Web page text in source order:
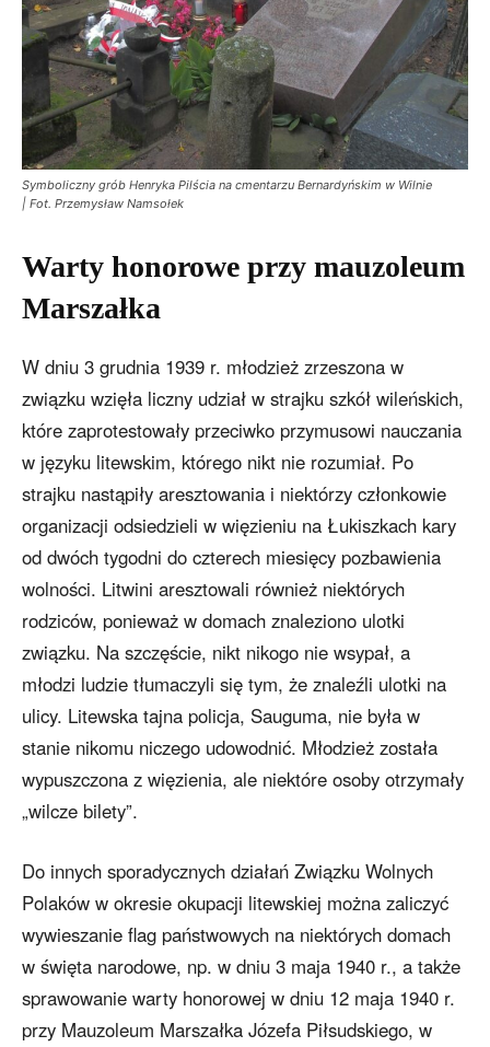
Symboliczny grób Henryka Pilścia na cmentarzu Bernardyńskim w Wilnie
| Fot. Przemysław Namsołek
Warty honorowe przy mauzoleum
Marszałka
W dniu 3 grudnia 1939 r. młodzież zrzeszona w
związku wzięła liczny udział w strajku szkół wileńskich,
które zaprotestowały przeciwko przymusowi nauczania
w języku litewskim, którego nikt nie rozumiał. Po
strajku nastąpiły aresztowania i niektórzy członkowie
organizacji odsiedzieli w więzieniu na Łukiszkach kary
od dwóch tygodni do czterech miesięcy pozbawienia
wolności. Litwini aresztowali również niektórych
rodziców, ponieważ w domach znaleziono ulotki
związku. Na szczęście, nikt nikogo nie wsypał, a
młodzi ludzie tłumaczyli się tym, że znaleźli ulotki na
ulicy. Litewska tajna policja, Sauguma, nie była w
stanie nikomu niczego udowodnić. Młodzież została
wypuszczona z więzienia, ale niektóre osoby otrzymały
„wilcze bilety”.
Do innych sporadycznych działań Związku Wolnych
Polaków w okresie okupacji litewskiej można zaliczyć
wywieszanie flag państwowych na niektórych domach
w święta narodowe, np. w dniu 3 maja 1940 r., a także
sprawowanie warty honorowej w dniu 12 maja 1940 r.
przy Mauzoleum Marszałka Józefa Piłsudskiego, w